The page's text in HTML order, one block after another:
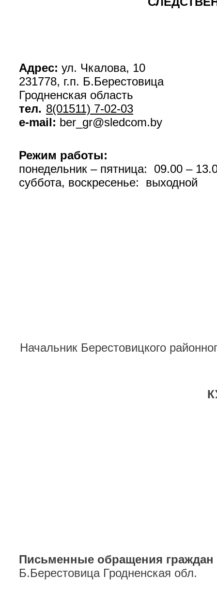
Адрес: ул. Чкалова, 10
231778, г.п. Б.Берестовица
Гродненская область
тел. 8(01511) 7-02-03
e-mail: ber_gr@sledcom.by
Режим работы:
понедельник – пятница: 09.00 –
суббота, воскресенье: выходной
Начальник Берестовицкого
Письменные обращения граждан
Б.Берестовица Гродненская обл.